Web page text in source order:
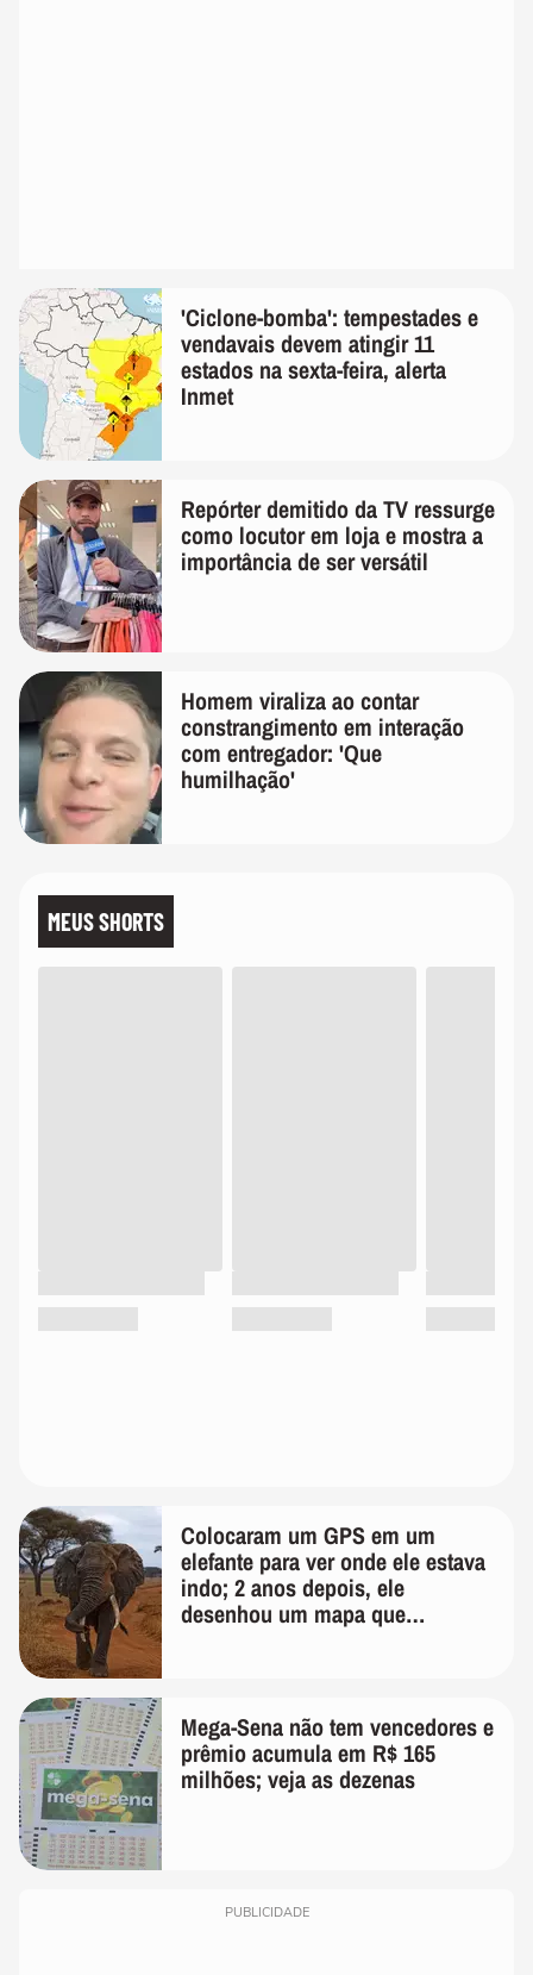
'Ciclone-bomba': tempestades e
vendavais devem atingir 11
estados na sexta-feira, alerta
Inmet
Repórter demitido da TV ressurge
como locutor em loja e mostra a
importância de ser versátil
Homem viraliza ao contar
constrangimento em interação
com entregador: 'Que
humilhação'
MEUS SHORTS
Colocaram um GPS em um
elefante para ver onde ele estava
indo; 2 anos depois, ele
desenhou um mapa que
Mega-Sena não tem vencedores e
prêmio acumula em R$ 165
milhões; veja as dezenas
PUBLICIDADE